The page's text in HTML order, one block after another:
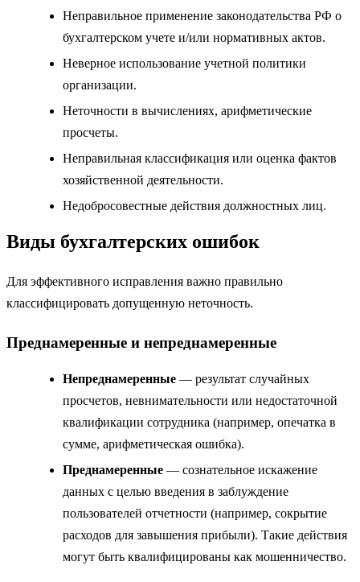
Неправильное применение законодательства РФ о
бухгалтерском учете и/или нормативных актов.
Неверное использование учетной политики
организации.
Неточности в вычислениях, арифметические
просчеты.
Неправильная классификация или оценка фактов
хозяйственной деятельности.
Недобросовестные действия должностных лиц.
Виды бухгалтерских ошибок
Для эффективного исправления важно правильно
классифицировать допущенную неточность.
Преднамеренные и непреднамеренные
Непреднамеренные — результат случайных
просчетов, невнимательности или недостаточной
квалификации сотрудника (например, опечатка в
сумме, арифметическая ошибка).
Преднамеренные — сознательное искажение
данных с целью введения в заблуждение
пользователей отчетности (например, сокрытие
расходов для завышения прибыли). Такие действия
могут быть квалифицированы как мошенничество.